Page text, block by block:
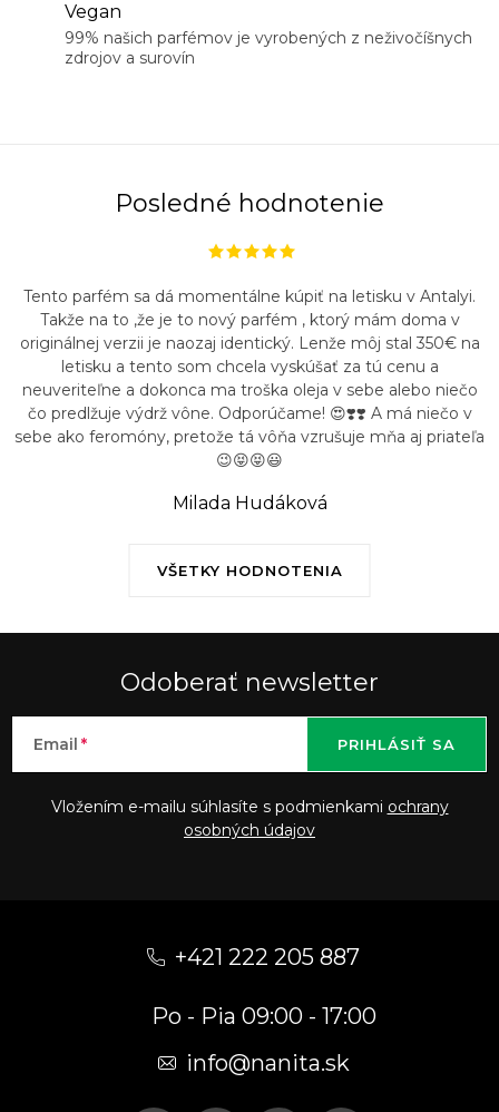
Vegan
99% našich parfémov je vyrobených z neživočíšnych
zdrojov a surovín
Posledné hodnotenie
VŠETKY HODNOTENIA
Tento parfém sa dá momentálne kúpiť na letisku v Antalyi.
Takže na to ,že je to nový parfém , ktorý mám doma v
originálnej verzii je naozaj identický. Lenže môj stal 350€ na
letisku a tento som chcela vyskúšať za tú cenu a
neuveriteľne a dokonca ma troška oleja v sebe alebo niečo
čo predlžuje výdrž vône. Odporúčame! 😍❣️❣️ A má niečo v
sebe ako feromóny, pretože tá vôňa vzrušuje mňa aj priateľa
😉😝😝😃
Milada Hudáková
Odoberať newsletter
Email
Vložením e-mailu súhlasíte s podmienkami ochrany
osobných údajov
PRIHLÁSIŤ SA
+421 222 205 887
Po - Pia 09:00 - 17:00
info@nanita.sk